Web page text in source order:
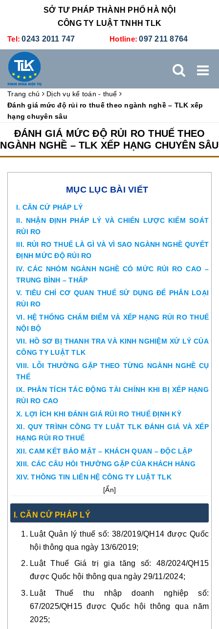
SỞ TƯ PHÁP THÀNH PHỐ HÀ NỘI
CÔNG TY LUẬT TNHH TLK
Tel: 0243 2011 747 Hotline: 097 211 8764
DỊCH VỤ KẾ TOÁN - THUẾ XÚC TIẾN THƯƠNG MẠI
Trang chủ
Dịch vụ kế toán - thuế
Đánh giá mức độ rủi ro thuế theo ngành nghề – TLK xếp
hạng chuyên sâu
ĐÁNH GIÁ MỨC ĐỘ RỦI RO THUẾ THEO
NGÀNH NGHỀ – TLK XẾP HẠNG CHUYÊN SÂU
MỤC LỤC BÀI VIẾT
I. CĂN CỨ PHÁP LÝ
II. NHẬN ĐỊNH PHÁP LÝ VÀ CHIẾN LƯỢC KIỂM SOÁT
RỦI RO
III. RỦI RO THUẾ LÀ GÌ VÀ VÌ SAO NGÀNH NGHỀ QUYẾT
ĐỊNH MỨC ĐỘ RỦI RO
IV. CÁC NHÓM NGÀNH NGHỀ CÓ MỨC RỦI RO CAO –
TRUNG BÌNH – THẤP
V. TIÊU CHÍ CƠ QUAN THUẾ SỬ DỤNG ĐỂ PHÂN LOẠI
RỦI RO
VI. HỆ THỐNG CHẤM ĐIỂM VÀ XẾP HẠNG RỦI RO THUẾ
NỘI BỘ
VII. HỒ SƠ BỊ THANH TRA VÀ KINH NGHIỆM XỬ LÝ CỦA
CÔNG TY LUẬT TLK
VIII. LỖI THƯỜNG GẶP THEO TỪNG NGÀNH NGHỀ CỤ
THỂ
IX. PHÂN TÍCH TÁC ĐỘNG TÀI CHÍNH KHI BỊ XẾP HẠNG
RỦI RO CAO
X. LỢI ÍCH KHI ĐÁNH GIÁ RỦI RO THUẾ ĐỊNH KỲ
XI. QUY TRÌNH CÔNG TY LUẬT TLK ĐÁNH GIÁ VÀ XẾP
HẠNG RỦI RO THUẾ
XII. CAM KẾT BẢO MẬT – KHÁCH QUAN – ĐỘC LẬP
XIII. CÁC CÂU HỎI THƯỜNG GẶP CỦA KHÁCH HÀNG
XIV. THÔNG TIN LIÊN HỆ CÔNG TY LUẬT TLK
[Ẩn]
I. CĂN CỨ PHÁP LÝ
Luật Quản lý thuế số: 38/2019/QH14 được Quốc
hội thông qua ngày 13/6/2019;
Luật Thuế Giá trị gia tăng số: 48/2024/QH15
được Quốc hội thông qua ngày 29/11/2024;
Luật Thuế thu nhập doanh nghiệp số:
67/2025/QH15 được Quốc hội thông qua năm
2025;